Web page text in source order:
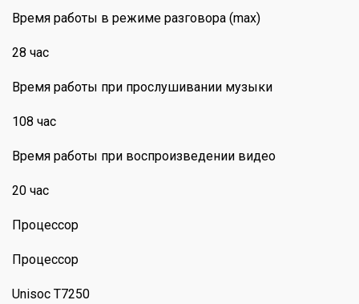
Время работы в режиме разговора (max)
28 час
Время работы при прослушивании музыки
108 час
Время работы при воспроизведении видео
20 час
Процессор
Процессор
Unisoc T7250